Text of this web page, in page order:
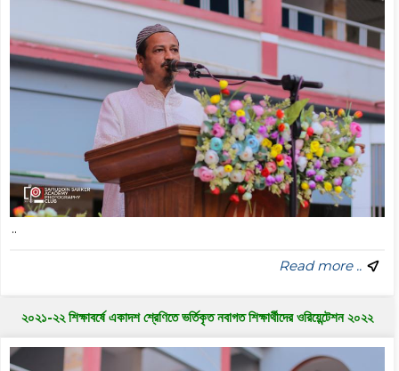
..
Read more ..
২০২১-২২ শিক্ষাবর্ষে একাদশ শ্রেণিতে ভর্তিকৃত নবাগত শিক্ষার্থীদের ওরিয়েন্টেশন ২০২২